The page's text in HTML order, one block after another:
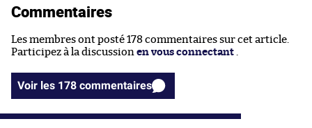
Commentaires
Les membres ont posté 178 commentaires sur cet article.
Participez à la discussion en vous connectant .
Voir les 178 commentaires